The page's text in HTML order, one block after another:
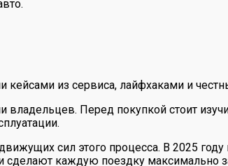
из сервиса, лайфхаками и
Перед покупкой стоит
сил этого процесса. В 2025
каждую поездку максимально